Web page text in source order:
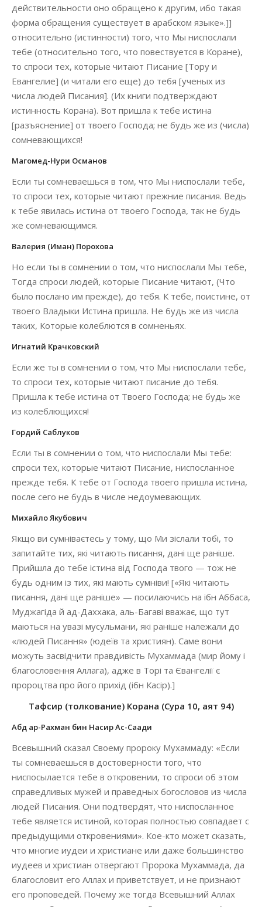
действительности оно обращено к другим, ибо такая
форма обращения существует в арабском языке».]]
относительно (истинности) того, что Мы ниспослали
тебе (относительно того, что повествуется в Коране),
то спроси тех, которые читают Писание [Тору и
Евангелие] (и читали его еще) до тебя [ученых из
числа людей Писания]. (Их книги подтверждают
истинность Корана). Вот пришла к тебе истина
[разъяснение] от твоего Господа; не будь же из (числа)
сомневающихся!
Магомед-Нури Османов
Если ты сомневаешься в том, что Мы ниспослали тебе,
то спроси тех, которые читают прежние писания. Ведь
к тебе явилась истина от твоего Господа, так не будь
же сомневающимся.
Валерия (Иман) Порохова
Но если ты в сомнении о том, что ниспослали Мы тебе,
Тогда спроси людей, которые Писание читают, (Что
было послано им прежде), до тебя. К тебе, поистине, от
твоего Владыки Истина пришла. Не будь же из числа
таких, Которые колеблются в сомненьях.
Игнатий Крачковский
Если же ты в сомнении о том, что Мы ниспослали тебе,
то спроси тех, которые читают писание до тебя.
Пришла к тебе истина от Твоего Господа; не будь же
из колеблющихся!
Гордий Саблуков
Если ты в сомнении о том, что ниспослали Мы тебе:
спроси тех, которые читают Писание, ниспосланное
прежде тебя. К тебе от Господа твоего пришла истина,
после сего не будь в числе недоумевающих.
Михайло Якубович
Якщо ви сумніваєтесь у тому, що Ми зіслали тобі, то
запитайте тих, які читають писання, дані ще раніше.
Прийшла до тебе істина від Господа твого — тож не
будь одним із тих, які мають сумніви! [«Які читають
писання, дані ще раніше» — посилаючись на ібн Аббаса,
Муджагіда й ад-Даххака, аль-Багаві вважає, що тут
маються на увазі мусульмани, які раніше належали до
«людей Писання» (юдеїв та християн). Саме вони
можуть засвідчити правдивість Мухаммада (мир йому і
благословення Аллага), адже в Торі та Євангелії є
пророцтва про його прихід (ібн Касір).]
Тафсир (толкование) Корана (Сура 10, аят 94)
Абд ар-Рахман бин Насир Ас-Саади
Всевышний сказал Своему пророку Мухаммаду: «Если
ты сомневаешься в достоверности того, что
ниспосылается тебе в откровении, то спроси об этом
справедливых мужей и праведных богословов из числа
людей Писания. Они подтвердят, что ниспосланное
тебе является истиной, которая полностью совпадает с
предыдущими откровениями». Кое-кто может сказать,
что многие иудеи и христиане или даже большинство
иудеев и христиан отвергают Пророка Мухаммада, да
благословит его Аллах и приветствует, и не признают
его проповедей. Почему же тогда Всевышний Аллах